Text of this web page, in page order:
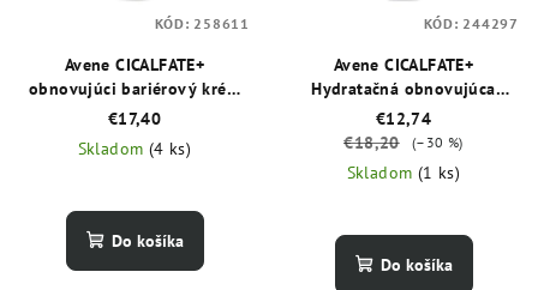
Avene CICALFATE+
obnovujúci bariérový krém
na ruky 100 ml
€17,40
Skladom (4 ks)
Do košíka
KÓD: 258611
Avene CICALFATE+
Hydratačná obnovujúca
emulzia po povrchových
zákrokoch alebo tetovaní 40
€12,74
€18,20
(–30 %)
Skladom (1 ks)
Do košíka
KÓD: 244297